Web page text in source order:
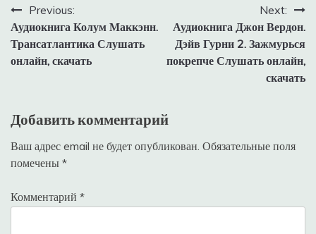
Навигация
по
записям
Previous:
Аудиокнига Колум Маккэнн.
Трансатлантика Слушать
онлайн, скачать
Next:
Аудиокнига Джон Вердон.
Дэйв Гурни 2. Зажмурься
покрепче Слушать онлайн,
скачать
Добавить комментарий
Ваш адрес email не будет опубликован. Обязательные поля
помечены *
Комментарий *